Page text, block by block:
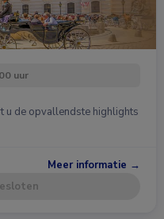
uur
u de opvallendste highlights
Meer informatie →